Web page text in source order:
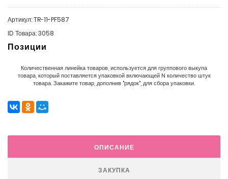
Артикул: TR-11-PF587
ID Товара: 3058
Позиции
Количественная линейка товаров, используется для группового выкупа
товара, который поставляется упаковкой включающей N количество штук
товара. Закажите товар, дополнив "рядок", для сбора упаковки.
ОПИСАНИЕ
ЗАКУПКА